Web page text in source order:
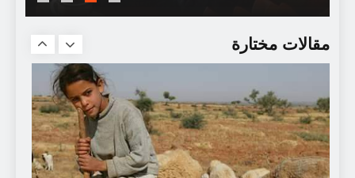
مقالات مختارة
معجم روائع الحكمة و الأقوال الخالدة/ د